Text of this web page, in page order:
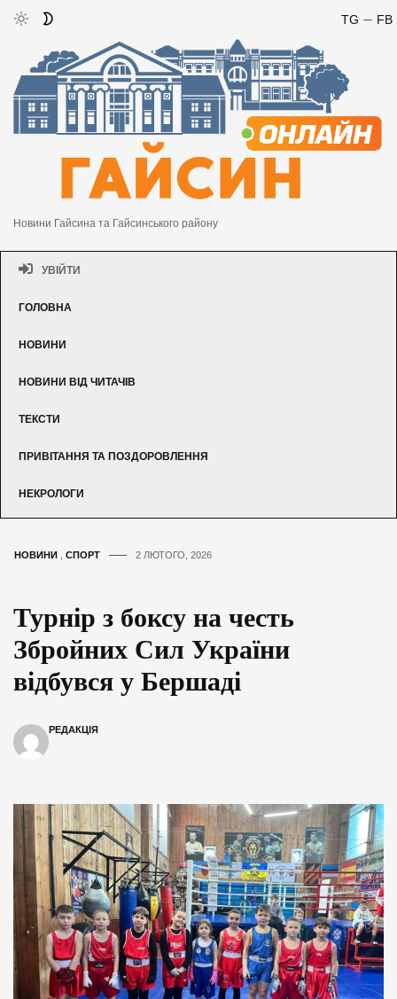
FB
TG
Новини Гайсина та Гайсинського району
УВІЙТИ
ГОЛОВНА
НОВИНИ
НОВИНИ ВІД ЧИТАЧІВ
ТЕКСТИ
ПРИВІТАННЯ ТА ПОЗДОРОВЛЕННЯ
НЕКРОЛОГИ
НОВИНИ СПОРТ 2 ЛЮТОГО, 2026
Турнір з боксу на честь
Збройних Сил України
відбувся у Бершаді
РЕДАКЦІЯ